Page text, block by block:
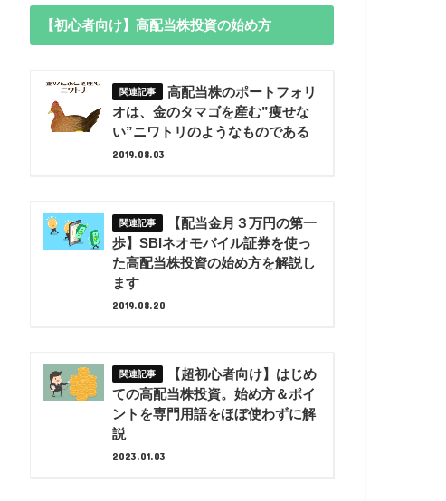
【初心者向け】高配当株投資の始め方
高配当株のポートフォリ
オは、金のタマゴを産む”痩せな
い”ニワトリのようなものである
2019.08.03
【配当金月３万円の第一
歩】SBIネオモバイル証券を使っ
た高配当株投資の始め方を解説し
ます
2019.08.20
【超初心者向け】はじめ
ての高配当株投資。始め方＆ポイ
ントを専門用語をほぼ使わずに解
説
2023.01.03